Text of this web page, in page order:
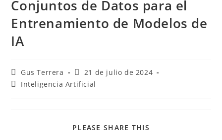
Conjuntos de Datos para el
Entrenamiento de Modelos de
IA
Gus Terrera
21 de julio de 2024
Inteligencia Artificial
PLEASE SHARE THIS